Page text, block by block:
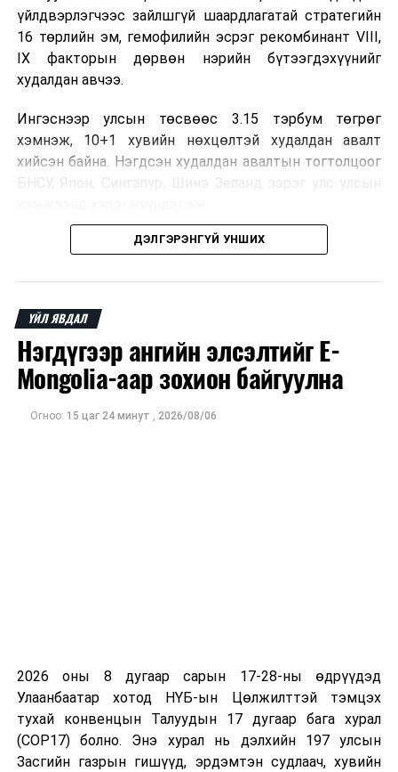
үйлдвэрлэгчээс зайлшгүй шаардлагатай стратегийн
16 төрлийн эм, гемофилийн эсрэг рекомбинант VIII,
IX факторын дөрвөн нэрийн бүтээгдэхүүнийг
худалдан авчээ.
Ингэснээр улсын төсвөөс 3.15 тэрбум төгрөг
хэмнэж, 10+1 хувийн нөхцөлтэй худалдан авалт
хийсэн байна. Нэгдсэн худалдан авалтын тогтолцоог
БНСУ, Япон, Сингапур, Шинэ Зеланд зэрэг улс улсын
Нэг эх үүсвэрээс худалдан авах тогтолцоо нь бөөний
бууруулах, ДЭМБ-ын хатуу зохицуулалттай
үйлдвэрээс эмийг боломжийн үнээр авах, зах зээлд
ховорддог эмийн хангамжийг тасалдуулахгүй байх
давуу талтай.
Мөн чанаргүй болон хуурамч эмийн эрсдэлийг
бууруулж, эмийн үнийн өсөлтийг сааруулснаар
ДЭЛГЭРЭНГҮЙ УНШИХ
ҮЙЛ ЯВДАЛ
Нэгдүгээр ангийн элсэлтийг E-
Mongolia-аар зохион байгуулна
Огноо: 15 цаг 24 минут , 2026/08/06
2026 оны 8 дугаар сарын 17-28-ны өдрүүдэд
Улаанбаатар хотод НҮБ-ын Цөлжилттэй тэмцэх
тухай конвенцын Талуудын 17 дугаар бага хурал
(COP17) болно. Энэ хурал нь дэлхийн 197 улсын
Засгийн газрын гишүүд, эрдэмтэн судлаач, хувийн